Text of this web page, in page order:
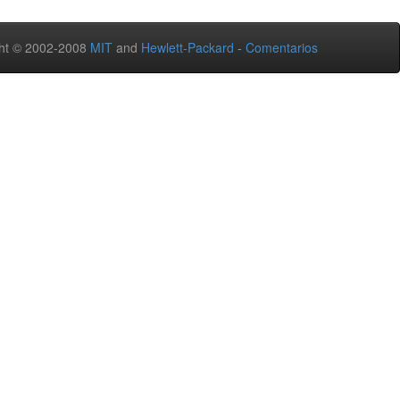
© 2002-2008 MIT and Hewlett-Packard - Comentarios